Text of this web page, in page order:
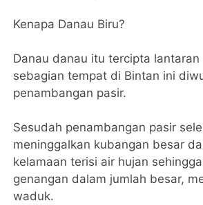
Kenapa Danau Biru?
Danau danau itu tercipta lantaran
sebagian tempat di Bintan ini
penambangan pasir.
Sesudah penambangan pasir
meninggalkan kubangan besar
kelamaan terisi air hujan
genangan dalam jumlah besar,
waduk.